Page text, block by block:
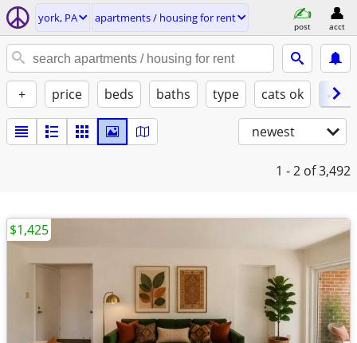
york, PA apartments / housing for rent
post acct
+ price beds baths type cats ok ✓
newest
1 - 2 of 3,492
$1,425